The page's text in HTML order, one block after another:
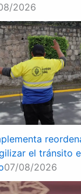
2026
el tránsito
07/08/2026